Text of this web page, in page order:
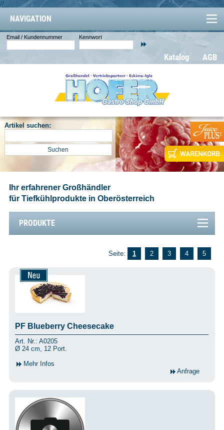
//
NAVIGATION
Email / Kundennummer Kennwort
AGB
Katalog
Artikel suchen:
Ihr erfahrener Großhändler
für Tiefkühlprodukte in Oberösterreich
PRODUKTE
Seite: 1 2 3 4 5
PF Blueberry Cheesecake
Art. Nr.: A0205
Ø 24 cm, 12 Port.
Mehr Infos
Anfrage